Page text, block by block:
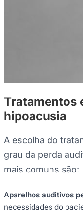
Tratamentos
hipoacusia
A escolha do
grau da perda
mais comuns são:
Aparelhos auditivos
necessidades do